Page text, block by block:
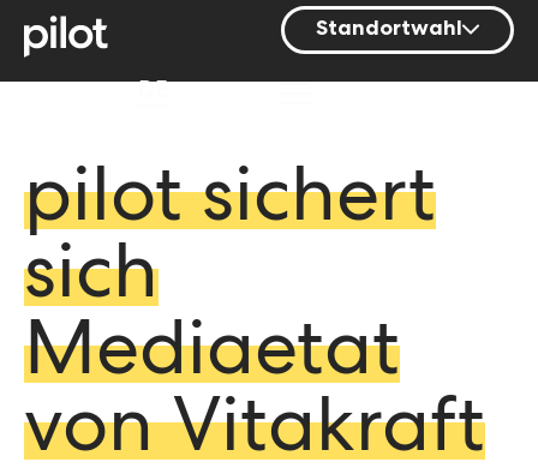
Standortwahl
Berlin
Mainz
München
pilot sichert
sich
Mediaetat
von Vitakraft